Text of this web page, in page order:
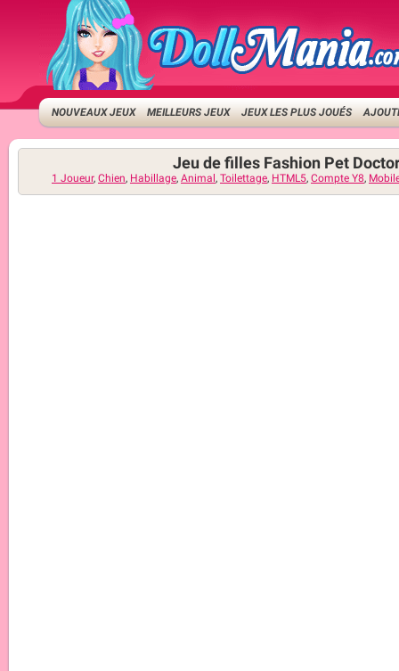
NOUVEAUX JEUX MEILLEURS JEUX JEUX LES PLUS JOUÉS
Jeu de filles Fashion Pet
1 Joueur, Chien, Habillage, Animal , Toilettage, HTML5, Compte Y8,